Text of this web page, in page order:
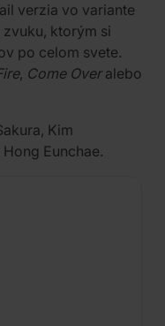
verzia vo variante
ktorým si
po celom svete.
, Come Overalebo
Kim
Eunchae.